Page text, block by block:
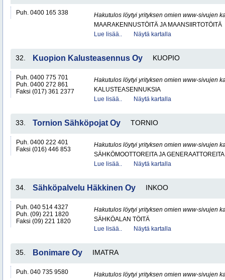
Puh. 0400 165 338
Hakutulos löytyi yrityksen omien www-sivujen
MAARAKENNUSTÖITÄ JA MAANSIIRTOTÖITÄ
Lue lisää..
Näytä kartalla
32. Kuopion Kalusteasennus Oy KUOPIO
Puh. 0400 775 701
Puh. 0400 272 861
Faksi (017) 361 2377
Hakutulos löytyi yrityksen omien www-sivujen
KALUSTEASENNUKSIA
Lue lisää..
Näytä kartalla
33. Tornion Sähköpojat Oy TORNIO
Puh. 0400 222 401
Faksi (016) 446 853
Hakutulos löytyi yrityksen omien www-sivujen
SÄHKÖMOOTTOREITA JA GENERAATTOREITA
Lue lisää..
Näytä kartalla
34. Sähköpalvelu Häkkinen Oy INKOO
Puh. 040 514 4327
Puh. (09) 221 1820
Faksi (09) 221 1820
Hakutulos löytyi yrityksen omien www-sivujen
SÄHKÖALAN TÖITÄ
Lue lisää..
Näytä kartalla
35. Bonimare Oy IMATRA
Puh. 040 735 9580
Hakutulos löytyi yrityksen omien www-sivujen